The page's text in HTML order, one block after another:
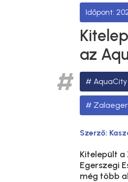
az
AquaCity
Szerző:
Kitelepült
Egerszegi
még több